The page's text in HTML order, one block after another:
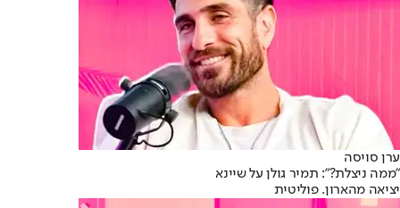
ערן סויסה
"ממה ניצלת?": תמיר גולן על שיינא
יציאה מהארון. פוליטית